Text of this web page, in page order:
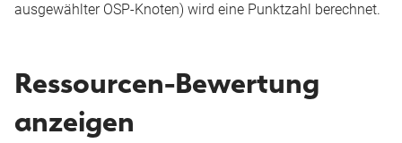
ausgewählter OSP-Knoten) wird eine Punktzahl berechnet.
Ressourcen-Bewertung
anzeigen